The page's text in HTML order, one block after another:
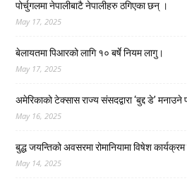
पोर्चुगलमा नेपालीबाटै नेपालीहरु ठगिएका छन् ।
May 17, 2025
बेलायतमा पिआरको लागि १० बर्षे नियम लागु।
May 17, 2025
अमेरिकाको टेक्सास राज्य संसदद्वारा ‘बुद्द डे’ मनाउने
May 16, 2025
बुद्ध जयन्तिको अवसरमा रोमानियामा विषेश
May 14, 2025